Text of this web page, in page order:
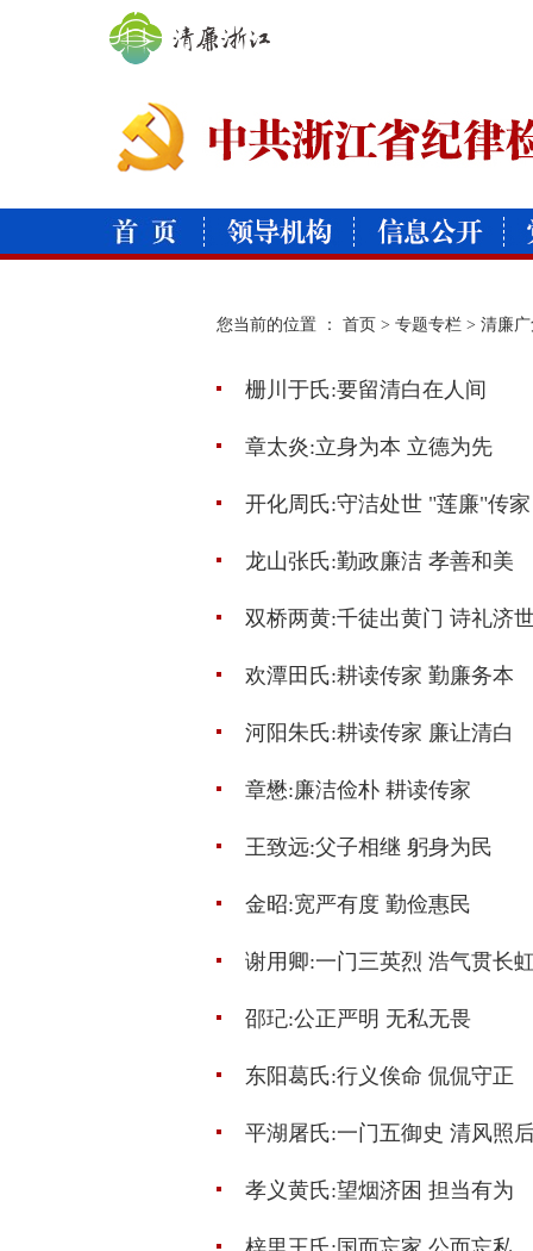
您当前的位置 ： 首页 > 专题专栏 > 清廉
栅川于氏:要留清白在人间
章太炎:立身为本 立德为先
开化周氏:守洁处世 "莲廉"传家
龙山张氏:勤政廉洁 孝善和美
双桥两黄:千徒出黄门 诗礼济
欢潭田氏:耕读传家 勤廉务本
河阳朱氏:耕读传家 廉让清白
章懋:廉洁俭朴 耕读传家
王致远:父子相继 躬身为民
金昭:宽严有度 勤俭惠民
谢用卿:一门三英烈 浩气贯长
邵玘:公正严明 无私无畏
东阳葛氏:行义俟命 侃侃守正
平湖屠氏:一门五御史 清风照
孝义黄氏:望烟济困 担当有为